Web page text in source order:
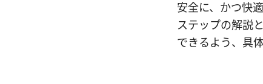
安全に、かつ快
ステップの解説
できるよう、具